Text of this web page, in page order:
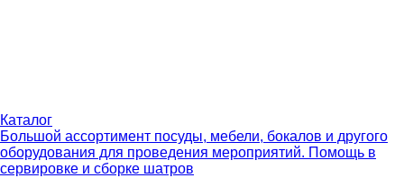
Каталог
Большой ассортимент посуды, мебели, бокалов и другого
оборудования для проведения мероприятий. Помощь в
сервировке и сборке шатров